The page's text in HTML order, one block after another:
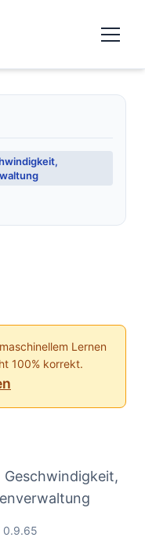
Lernen
100% korrekt.
0.9.65